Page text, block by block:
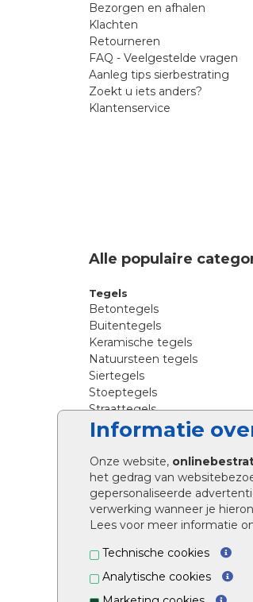
Informatie
Onze website,
het gedrag van
gepersonaliseerde
verwerking wanneer je
Lees voor meer informatie
Technische cookies
Analytische cookies
Bezorgen en afhalen
Klachten
Retourneren
FAQ - Veelgestelde vragen
Aanleg tips sierbestrating
Zoekt u iets anders?
Klantenservice
Alle populaire
Tegels
Betontegels
Buitentegels
Keramische tegels
Natuursteen tegels
Siertegels
Stoeptegels
Straattegels
Terrastegels
Onlinebestrating.nl ©2026